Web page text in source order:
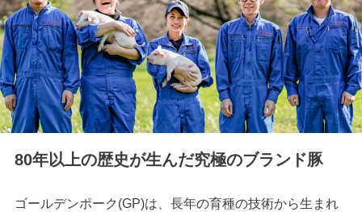
80年以上の歴史が生んだ究極のブランド豚
ゴールデンポーク(GP)は、長年の育種の技術から生まれ